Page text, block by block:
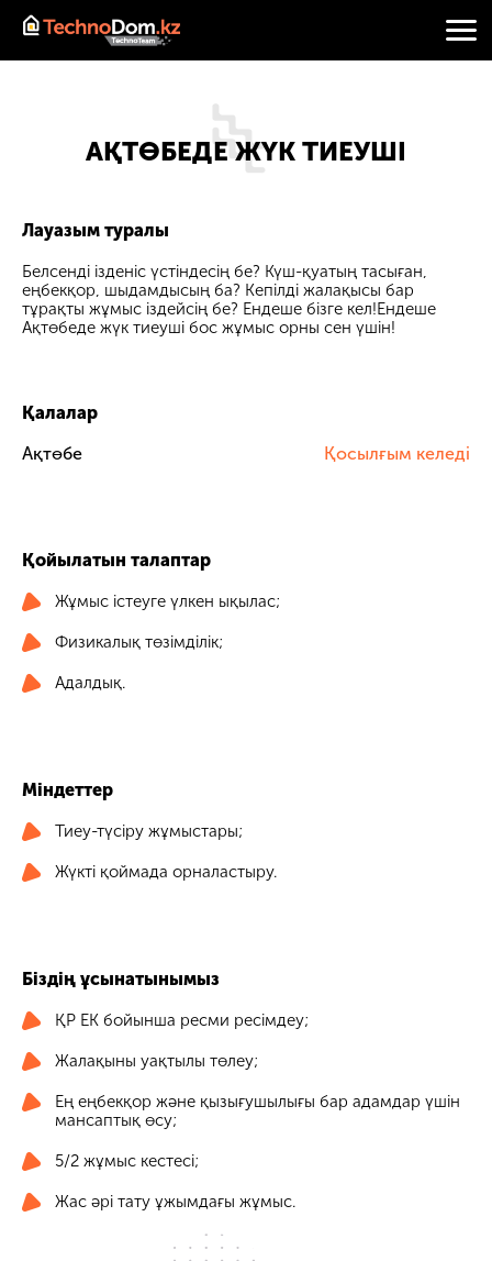
АҚТӨБЕДЕ ЖҮК ТИЕУШІ
Лауазым туралы
Белсенді ізденіс үстіндесің бе? Күш-қуатың тасыған,
еңбекқор, шыдамдысың ба? Кепілді жалақысы бар
тұрақты жұмыс іздейсің бе? Ендеше бізге кел!Ендеше
Ақтөбеде жүк тиеуші бос жұмыс орны сен үшін!
Қалалар
Ақтөбе
Қосылғым келеді
Қойылатын талаптар
Жұмыс істеуге үлкен ықылас;
Физикалық төзімділік;
Адалдық.
Міндеттер
Тиеу-түсіру жұмыстары;
Жүкті қоймада орналастыру.
Біздің ұсынатынымыз
ҚР ЕК бойынша ресми ресімдеу;
Жалақыны уақтылы төлеу;
Ең еңбекқор және қызығушылығы бар адамдар үшін
мансаптық өсу;
5/2 жұмыс кестесі;
Жас әрі тату ұжымдағы жұмыс.